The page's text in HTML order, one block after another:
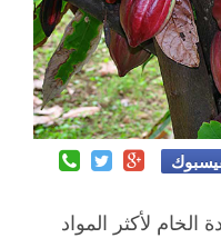
الخام لأكثر المواد